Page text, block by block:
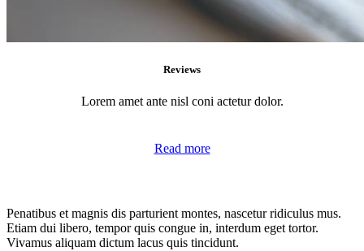
Reviews
Lorem amet ante nisl coni actetur dolor.
Read more
Penatibus et magnis dis parturient montes, nascetur ridiculus mus.
Etiam dui libero, tempor quis congue in, interdum eget tortor.
Vivamus aliquam dictum lacus quis tincidunt.